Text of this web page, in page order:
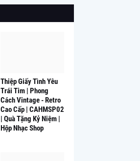
Thiệp Giấy Tình Yêu
Trái Tim | Phong
Cách Vintage - Retro
Cao Cấp | CAHMSP02
| Quà Tặng Kỷ Niệm |
Hộp Nhạc Shop